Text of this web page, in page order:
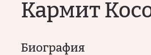
Кармит
Биография